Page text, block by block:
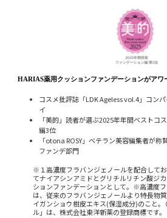
HARIAS薬用クッションファンデーションがアワ
コスメ批評誌「LDK Ageless vol.4」コン
イ
「美的」読者が選ぶ2025年年間ベストコ
編3位
「otona ROSY」ベテラン美容編集者が称
ファンデ部門
※１高濃度フラバンジェノールを配合して
てナイアシンアミドとグリチルリチン酸ジ
ションファンデーションとして。※高濃度
は、従来のフラバンジェノールより特長物
イガンショウ樹皮エキス(保湿成分)のこと
ル」は、株式会社東洋新薬の登録商標です。